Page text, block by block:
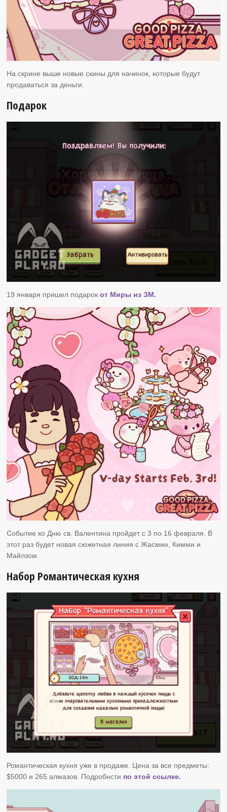
На скрине выше новые скины для начинок, которые будут
продаваться за деньги.
Подарок
19 января пришел подарокот Миры из ЗМ.
Событие ко Дню св. Валентина пройдет с 3 по 16 февраля. В
этот раз будет новая сюжетная линия с Жасмин, Кимми и
Майлзом.
Набор Романтическая кухня
Романтическая кухня уже в продаже. Цена за все предметы:
$5000 и 265 алмазов. Подробнсти по этой ссылке.